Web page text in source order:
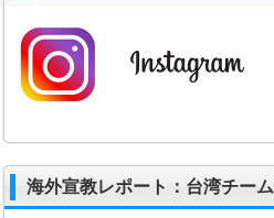
海外宣教レポート：台湾チーム